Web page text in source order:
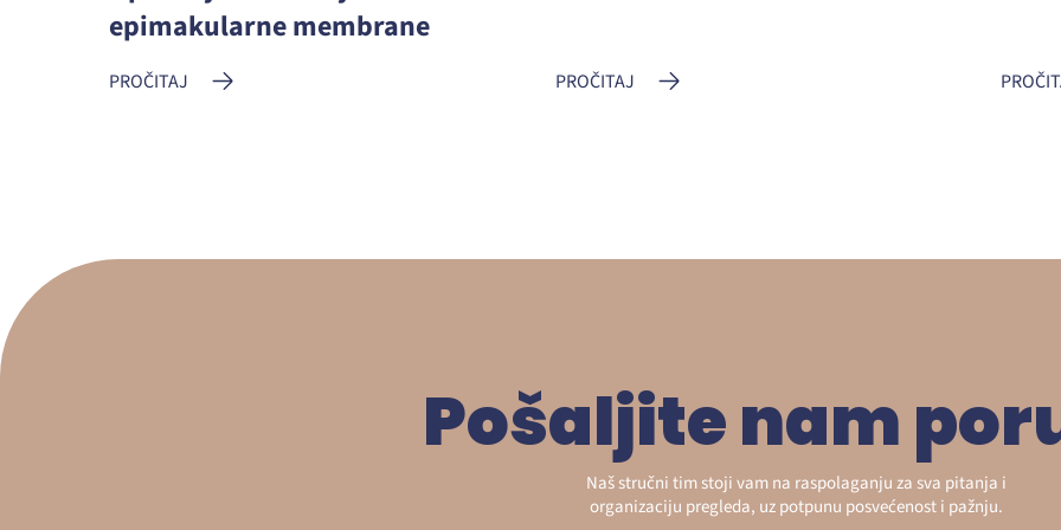
epimakularne membrane
PROČITAJ PROČITAJ
Pošaljite nam
Naš stručni tim stoji vam na raspolaganju za sva pitanja i
organizaciju pregleda, uz potpunu posvećenost i pažnju.